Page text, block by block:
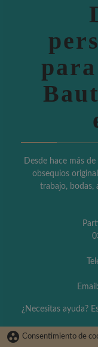
Desde hace más
obsequios
trabajo, bodas,
¿Necesitas ayuda?
group_work Consentimiento de